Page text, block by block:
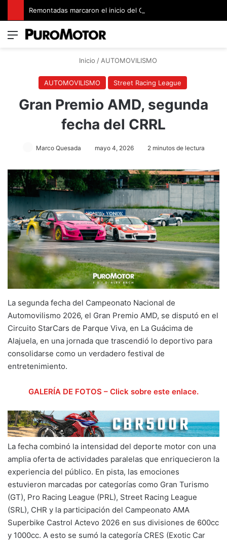
Menú
Inicio / AUTOMOVILISMO
AUTOMOVILISMO Street Racing League
Gran Premio AMD, segunda
fecha del CRRL
Marco Quesada mayo 4, 2026 2 minutos de lectura
La segunda fecha del Campeonato Nacional de
Automovilismo 2026, el Gran Premio AMD, se disputó en el
Circuito StarCars de Parque Viva, en La Guácima de
Alajuela, en una jornada que trascendió lo deportivo para
consolidarse como un verdadero festival de
entretenimiento.
GALERÍA DE FOTOS – Click sobre este enlace.
La fecha combinó la intensidad del deporte motor con una
amplia oferta de actividades paralelas que enriquecieron la
experiencia del público. En pista, las emociones
estuvieron marcadas por categorías como Gran Turismo
(GT), Pro Racing League (PRL), Street Racing League
(SRL), CHR y la participación del Campeonato AMA
Superbike Castrol Actevo 2026 en sus divisiones de 600cc
y 1000cc. A esto se sumó la categoría CRES (Exotic Car